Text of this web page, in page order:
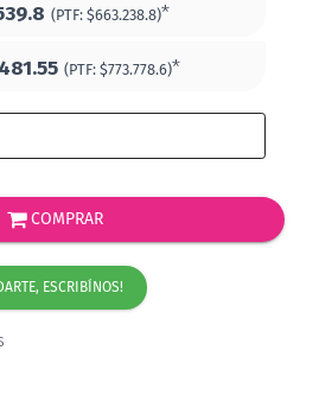
(PTF: $663.238.8)*
(PTF: $773.778.6)*
COMPRAR
ESCRIBÍNOS!